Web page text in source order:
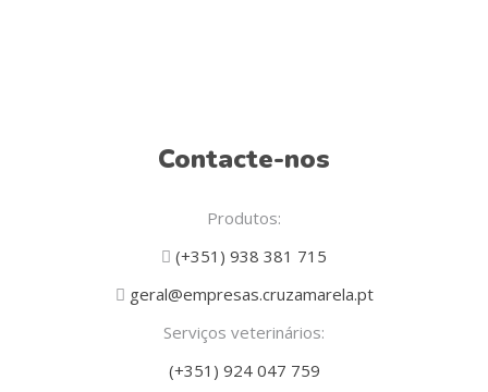
Contacte-nos
Produtos:
(+351) 938 381 715
geral@empresas.cruzamarela.pt
Serviços veterinários:
(+351) 924 047 759